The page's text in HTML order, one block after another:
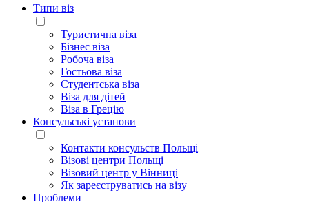
Типи віз
Туристична віза
Бізнес віза
Робоча віза
Гостьова віза
Студентська віза
Віза для дітей
Віза в Грецію
Консульські установи
Контакти консульств Польщі
Візові центри Польщі
Візовий центр у Вінниці
Як зареєструватись на візу
Проблеми